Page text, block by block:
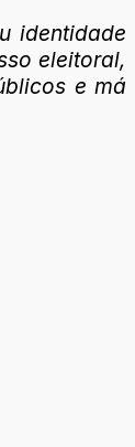
identidade
eleitoral,
e má